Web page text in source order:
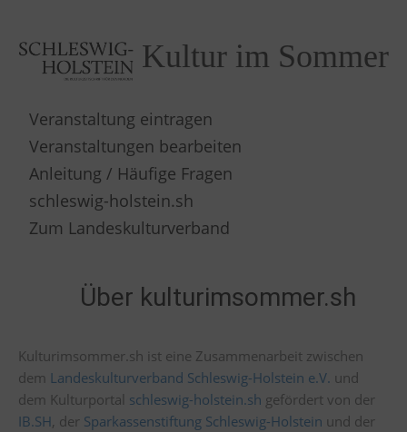
Kultur im Sommer
Veranstaltung eintragen
Veranstaltungen bearbeiten
Anleitung / Häufige Fragen
schleswig-holstein.sh
Zum Landeskulturverband
Über kulturimsommer.sh
Kulturimsommer.sh ist eine Zusammenarbeit zwischen
dem Landeskulturverband Schleswig-Holstein e.V. und
dem Kulturportal schleswig-holstein.sh gefördert von der
IB.SH, der Sparkassenstiftung Schleswig-Holstein und der